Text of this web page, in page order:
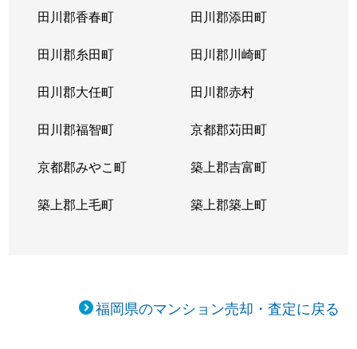
田川郡香春町 田川郡添田町
田川郡糸田町 田川郡川崎町
田川郡大任町 田川郡赤村
田川郡福智町 京都郡苅田町
京都郡みやこ町 築上郡吉富町
築上郡上毛町 築上郡築上町
福岡県のマンション売却・査定に戻る